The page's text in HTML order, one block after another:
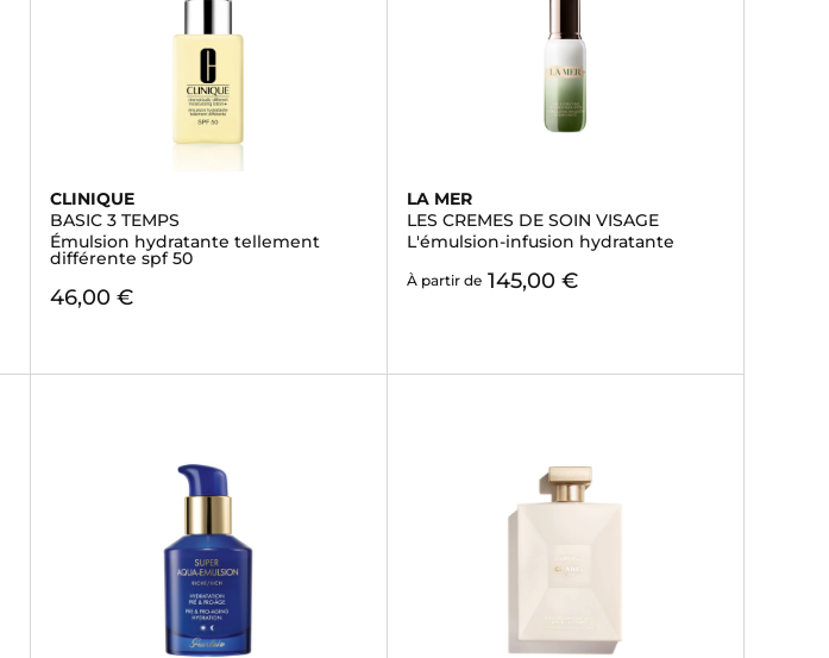
CLINIQUE
BASIC 3 TEMPS
Émulsion hydratante tellement
différente spf 50
46,00 €
LA MER
LES CREMES DE SOIN VISAGE
L'émulsion-infusion hydratante
À partir de 145,00 €